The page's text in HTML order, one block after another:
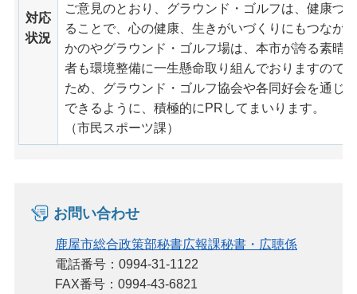
対応
状況
ご意見のとおり、グラウンド・ゴルフは、健康づ
ることで、心の健康、生きがいづくりにもつなが
かのやグラウンド・ゴルフ場は、本市が誇る素晴
者も環境整備に一生懸命取り組んでおりますので
ため、グラウンド・ゴルフ協会や各同好会を通じ
できるように、積極的にPRしてまいります。
（市民スポーツ課）
お問い合わせ
鹿屋市総合政策部秘書広報課秘書・広聴係
電話番号：0994-31-1122
FAX番号：0994-43-6821